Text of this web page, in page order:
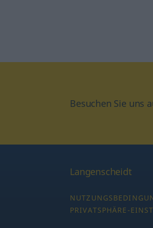
Besuchen Sie uns
Langenscheidt
PRIVATSPHÄRE-